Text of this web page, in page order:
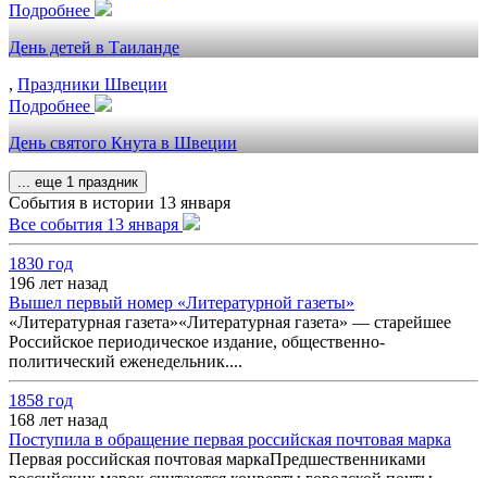
Подробнее
День детей в Таиланде
, Праздники Швеции
Подробнее
День святого Кнута в Швеции
... еще 1 праздник
События в истории 13 января
Все события 13 января
1830 год
196 лет назад
Вышел первый номер «Литературной газеты»
«Литературная газета»«Литературная газета» — старейшее
Российское периодическое издание, общественно-
политический еженедельник....
1858 год
168 лет назад
Поступила в обращение первая российская почтовая марка
Первая российская почтовая маркаПредшественниками